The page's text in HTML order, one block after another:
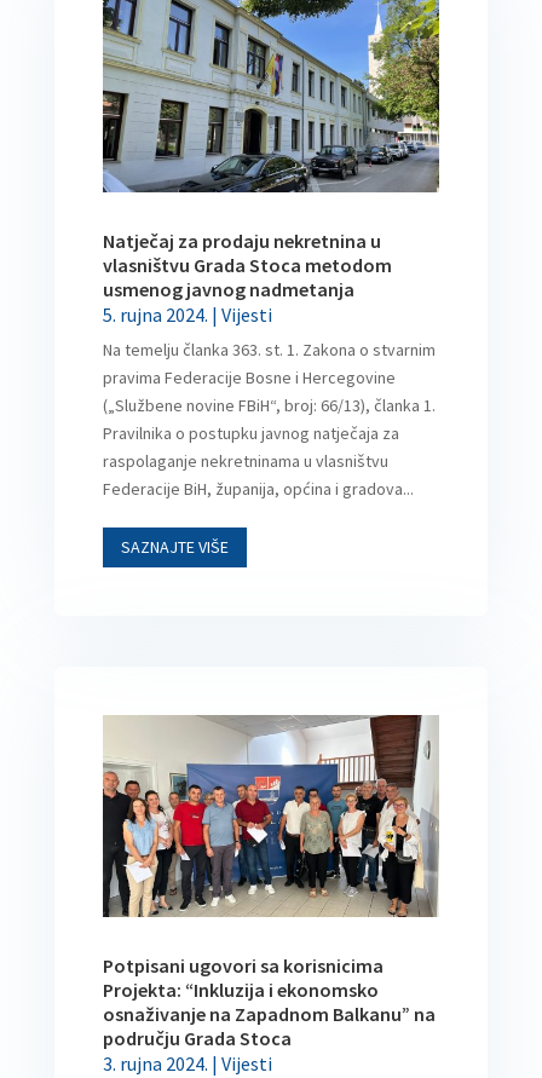
Natječaj za prodaju nekretnina u
vlasništvu Grada Stoca metodom
usmenog javnog nadmetanja
5. rujna 2024. | Vijesti
Na temelju članka 363. st. 1. Zakona o stvarnim
pravima Federacije Bosne i Hercegovine
(„Službene novine FBiH“, broj: 66/13), članka 1.
Pravilnika o postupku javnog natječaja za
raspolaganje nekretninama u vlasništvu
Federacije BiH, županija, općina i gradova...
SAZNAJTE VIŠE
Potpisani ugovori sa korisnicima
Projekta: “Inkluzija i ekonomsko
osnaživanje na Zapadnom Balkanu” na
području Grada Stoca
3. rujna 2024. | Vijesti